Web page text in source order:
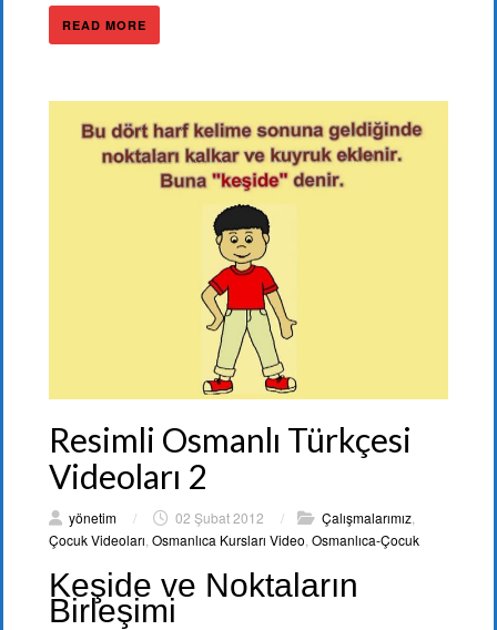
READ MORE
Resimli Osmanlı Türkçesi
Videoları 2
yönetim / 02 Şubat 2012 / Çalışmalarımız
Çocuk Videoları Osmanlıca Kursları Video Osmanlıca-Çocuk
Keşide ve Noktaların
Birleşimi